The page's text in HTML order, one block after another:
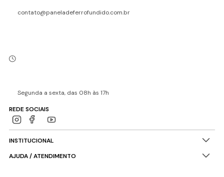
contato@paneladeferrofundido.com.br
Segunda a sexta, das 08h às 17h
REDE SOCIAIS
INSTITUCIONAL
AJUDA / ATENDIMENTO